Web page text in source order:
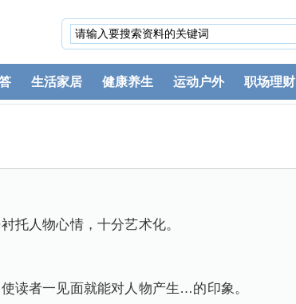
生活家居 健康养生 运动户外 职场理财
托人物心情，十分艺术化。
读者一见面就能对人物产生…的印象。